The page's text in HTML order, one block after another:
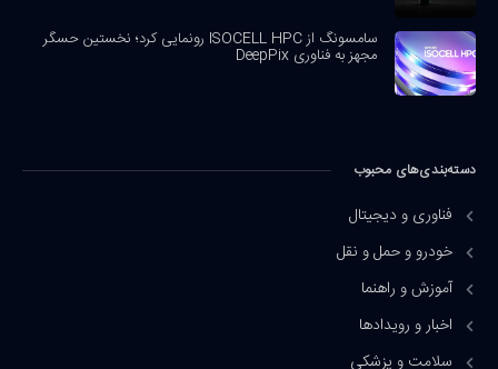
سامسونگ از ISOCELL HPC رونمایی کرد؛ نخستین حسگر
مجهز به فناوری DeepPix
دسته‌بندی‌های محبوب
فناوری و دیجیتال
خودرو و حمل و نقل
آموزش و راهنما
اخبار و رویدادها
سلامت و پزشکی